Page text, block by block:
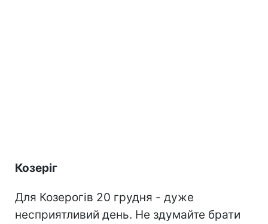
Козеріг
Для Козерогів 20 грудня - дуже
несприятливий день. Не здумайте брати